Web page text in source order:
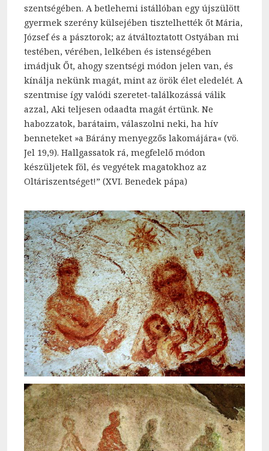
szentségében. A betlehemi istállóban egy újszülött
gyermek szerény külsejében tisztelhették őt Mária,
József és a pásztorok; az átváltoztatott Ostyában mi
testében, vérében, lelkében és istenségében
imádjuk Őt, ahogy szentségi módon jelen van, és
kínálja nekünk magát, mint az örök élet eledelét. A
szentmise így valódi szeretet-találkozássá válik
azzal, Aki teljesen odaadta magát értünk. Ne
habozzatok, barátaim, válaszolni neki, ha hív
benneteket »a Bárány menyegzős lakomájára« (vö.
Jel 19,9). Hallgassatok rá, megfelelő módon
készüljetek föl, és vegyétek magatokhoz az
Oltáriszentséget!” (XVI. Benedek pápa)